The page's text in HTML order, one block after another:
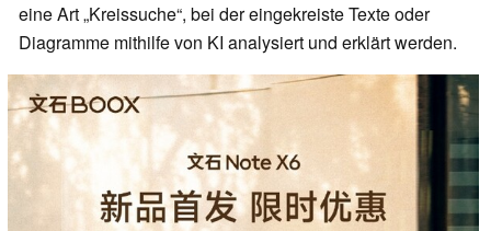
eine Art „Kreissuche“, bei der eingekreiste Texte oder
Diagramme mithilfe von KI analysiert und erklärt werden.